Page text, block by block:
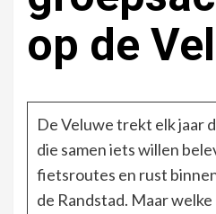
op de
De Veluwe trekt elk jaar
die samen iets willen
fietsroutes en rust
de Randstad. Maar